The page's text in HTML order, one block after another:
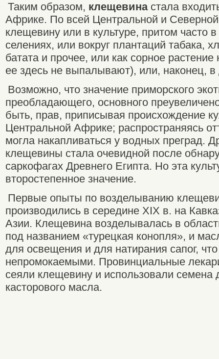
Таким образом, клещевинастала
Африке. По всей Центральной и
клещевину или в культуре, притом часто
селениях, или вокруг плантаций табака,
батата и прочее, или как сорное
ее здесь не выпалывают), или, наконец, в
Возможно, что значение приморского
преобладающего, основного
быть, прав, приписывая происхождение
Центральной Африке; распространяясь
могла накапливаться у водных преград.
клещевины стала очевидной после
саркофагах Древнего Египта. Но эта
второстепенное значение.
Первые опыты по возделыванию
производились в середине XIX в. на
Азии. Клещевина возделывалась в
под названием «турецкая конопля», и
для освещения и для натирания сапог,
непромокаемыми. Провинциальные
сеяли клещевину и использовали семена
касторового масла.